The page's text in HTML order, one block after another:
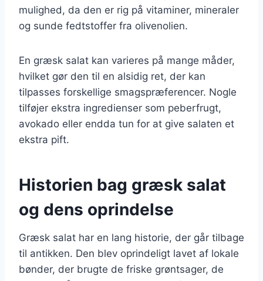
mulighed, da den er rig på vitaminer, mineraler
og sunde fedtstoffer fra olivenolien.
En græsk salat kan varieres på mange måder,
hvilket gør den til en alsidig ret, der kan
tilpasses forskellige smagspræferencer. Nogle
tilføjer ekstra ingredienser som peberfrugt,
avokado eller endda tun for at give salaten et
ekstra pift.
Historien bag græsk salat
og dens oprindelse
Græsk salat har en lang historie, der går tilbage
til antikken. Den blev oprindeligt lavet af lokale
bønder, der brugte de friske grøntsager, de